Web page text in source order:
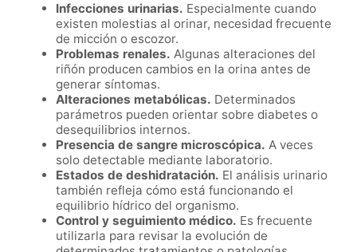
Infecciones urinarias. Especialmente cuando
existen molestias al orinar, necesidad frecuente
de micción o escozor.
Problemas renales. Algunas alteraciones del
riñón producen cambios en la orina antes de
generar síntomas.
Alteraciones metabólicas. Determinados
parámetros pueden orientar sobre diabetes o
desequilibrios internos.
Presencia de sangre microscópica. A veces
solo detectable mediante laboratorio.
Estados de deshidratación. El análisis urinario
también refleja cómo está funcionando el
equilibrio hídrico del organismo.
Control y seguimiento médico. Es frecuente
utilizarla para revisar la evolución de